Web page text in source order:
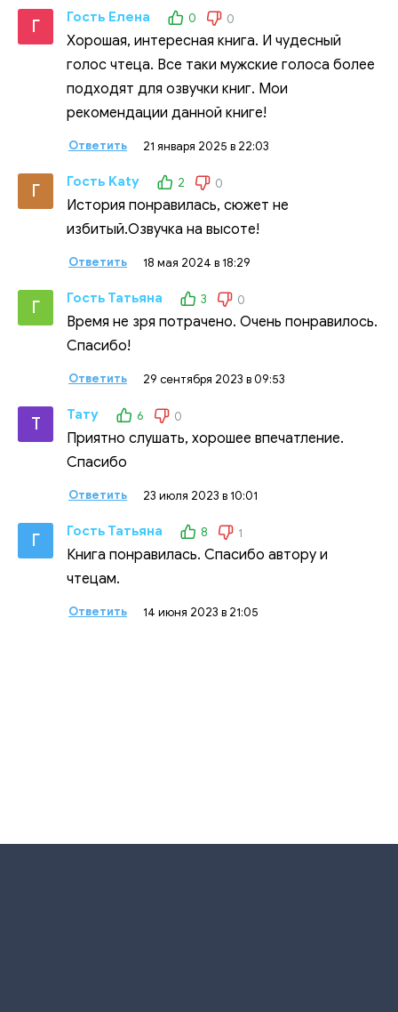
Г Гость Елена 0 0
Хорошая, интересная книга. И чудесный
голос чтеца. Все таки мужские голоса более
подходят для озвучки книг. Мои
рекомендации данной книге!
Ответить 21 января 2025 в 22:03
Г Гость Katy 2 0
История понравилась, сюжет не
избитый.Озвучка на высоте!
Ответить 18 мая 2024 в 18:29
Г Гость Татьяна 3 0
Время не зря потрачено. Очень понравилось.
Спасибо!
Ответить 29 сентября 2023 в 09:53
Т Тату 6 0
Приятно слушать, хорошее впечатление.
Спасибо
Ответить 23 июля 2023 в 10:01
Г Гость Татьяна 8 1
Книга понравилась. Спасибо автору и
чтецам.
Ответить 14 июня 2023 в 21:05